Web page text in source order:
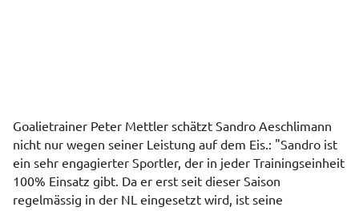
Goalietrainer Peter Mettler schätzt Sandro Aeschlimann
nicht nur wegen seiner Leistung auf dem Eis.: "Sandro ist
ein sehr engagierter Sportler, der in jeder Trainingseinheit
100% Einsatz gibt. Da er erst seit dieser Saison
regelmässig in der NL eingesetzt wird, ist seine